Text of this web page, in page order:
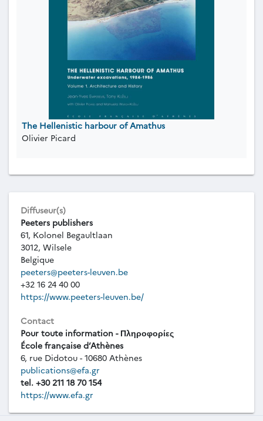
The Hellenistic harbour of Amathus
Olivier Picard
Diffuseur(s)
Peeters publishers
61, Kolonel Begaultlaan
3012, Wilsele
Belgique
peeters@peeters-leuven.be
+32 16 24 40 00
https://www.peeters-leuven.be/
Contact
Pour toute information - Πληροφορίες
École française d’Athènes
6, rue Didotou - 10680 Athènes
publications@efa.gr
tel. +30 211 18 70 154
https://www.efa.gr